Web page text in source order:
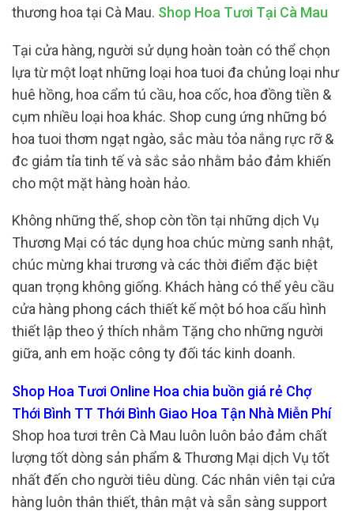
thương hoa tại Cà Mau. Shop Hoa Tươi Tại Cà Mau
Tại cửa hàng, người sử dụng hoàn toàn có thể chọn
lựa từ một loạt những loại hoa tuoi đa chủng loại như
huê hồng, hoa cẩm tú cầu, hoa cốc, hoa đồng tiền &
cụm nhiều loại hoa khác. Shop cung ứng những bó
hoa tuoi thơm ngạt ngào, sắc màu tỏa nắng rực rỡ &
đc giảm tỉa tinh tế và sắc sảo nhằm bảo đảm khiến
cho một mặt hàng hoàn hảo.
Không những thế, shop còn tồn tại những dịch Vụ
Thương Mại có tác dụng hoa chúc mừng sanh nhật,
chúc mừng khai trương và các thời điểm đặc biệt
quan trọng không giống. Khách hàng có thể yêu cầu
cửa hàng phong cách thiết kế một bó hoa cấu hình
thiết lập theo ý thích nhằm Tặng cho những người
giữa, anh em hoặc công ty đối tác kinh doanh.
Shop Hoa Tươi Online Hoa chia buồn giá rẻ Chợ
Thới Bình TT Thới Bình Giao Hoa Tận Nhà Miễn Phí
Shop hoa tươi trên Cà Mau luôn luôn bảo đảm chất
lượng tốt dòng sản phẩm & Thương Mại dịch Vụ tốt
nhất đến cho người tiêu dùng. Các nhân viên tại cửa
hàng luôn thân thiết, thân mật và sẵn sàng support